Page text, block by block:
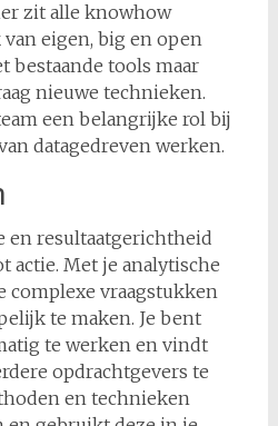
zit alle knowhow
eigen, big en open
bestaande tools maar
nieuwe technieken.
een belangrijke rol bij
datagedreven werken.
en resultaatgerichtheid
actie. Met je analytische
complexe vraagstukken
te maken. Je bent
te werken en vindt
opdrachtgevers te
en technieken